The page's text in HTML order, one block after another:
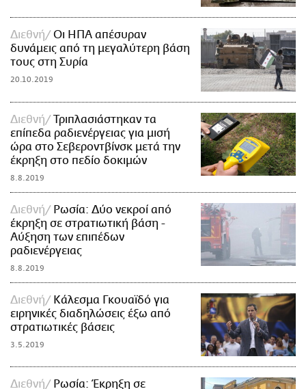
Διεθνή
Οι ΗΠΑ απέσυραν
δυνάμεις από τη μεγαλύτερη βάση
τους στη Συρία
20.10.2019
Διεθνή
Τριπλασιάστηκαν τα
επίπεδα ραδιενέργειας για μισή
ώρα στο Σεβεροντβίνσκ μετά την
έκρηξη στο πεδίο δοκιμών
8.8.2019
Διεθνή
Ρωσία: Δύο νεκροί από
έκρηξη σε στρατιωτική βάση -
Αύξηση των επιπέδων
ραδιενέργειας
8.8.2019
Διεθνή
Κάλεσμα Γκουαϊδό για
ειρηνικές διαδηλώσεις έξω από
στρατιωτικές βάσεις
3.5.2019
Διεθνή Ρωσία: Έκρηξη σε